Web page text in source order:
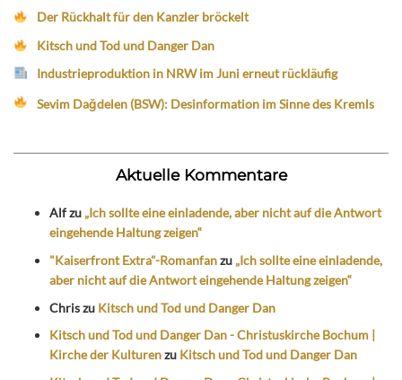
Der Rückhalt für den Kanzler bröckelt
Kitsch und Tod und Danger Dan
Industrieproduktion in NRW im Juni erneut rückläufig
Sevim Dağdelen (BSW): Desinformation im Sinne des Kremls
Aktuelle Kommentare
Alfzu „Ich sollte eine einladende, aber nicht auf die Antwort
eingehende Haltung zeigen“
"Kaiserfront Extra"-Romanfanzu „Ich sollte eine einladende,
aber nicht auf die Antwort eingehende Haltung zeigen“
Chriszu Kitsch und Tod und Danger Dan
Kitsch und Tod und Danger Dan - Christuskirche Bochum |
Kirche der Kulturenzu Kitsch und Tod und Danger Dan